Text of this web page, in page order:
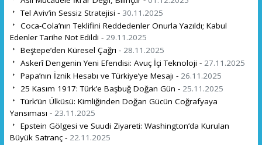
Tel Aviv’in Sessiz Stratejisi - 30.11.2025
Coca-Cola’nın Teklifini Reddedenler Onurla Yazıldı; Kabul
Edenler Tarihe Not Edildi - 29.11.2025
Beştepe’den Küresel Çağrı - 28.11.2025
Askerî Dengenin Yeni Efendisi: Avuç İçi Teknoloji - 27.11.2025
Papa’nın İznik Hesabı ve Türkiye’ye Mesajı - 26.11.2025
25 Kasım 1917: Türk’e Başbuğ Doğan Gün - 25.11.2025
Türk’ün Ülküsü: Kimliğinden Doğan Gücün Coğrafyaya
Yansıması - 23.11.2025
Epstein Gölgesi ve Suudi Ziyareti: Washington’da Kurulan
Büyük Satranç - 22.11.2025